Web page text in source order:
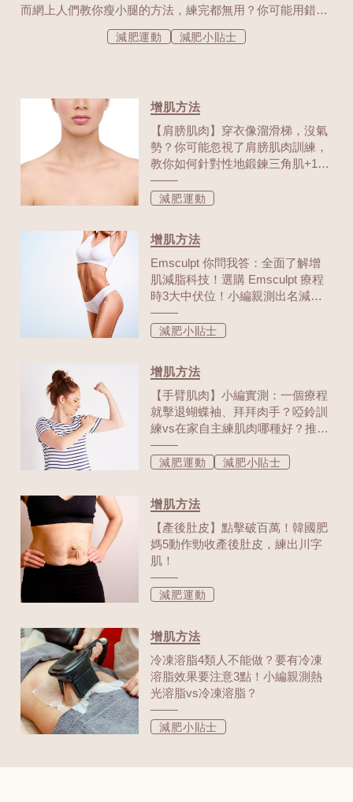
而網上人們教你瘦小腿的方法，練完都無用？你可能用錯了
方法！因為小腿粗大並非只有一個成因，下文教你認識更多
自己的小腿肌肉，了解清楚自然可以對症下藥。
減肥運動 減肥小貼士
增肌方法
【肩膀肌肉】穿衣像溜滑梯，沒氣
勢？你可能忽視了肩膀肌肉訓練，
教你如何針對性地鍛鍊三角肌+1個
快速打造完美肩頸線條的療程！
減肥運動
增肌方法
Emsculpt 你問我答：全面了解增
肌減脂科技！選購 Emsculpt 療程
時3大中伏位！小編親測出名減脂
療程！
減肥小貼士
增肌方法
【手臂肌肉】小編實測：一個療程
就擊退蝴蝶袖、拜拜肉手？啞鈴訓
練vs在家自主練肌肉哪種好？推薦
7組瘦手臂動作！
減肥運動 減肥小貼士
增肌方法
【產後肚皮】點擊破百萬！韓國肥
媽5動作勁收產後肚皮，練出川字
肌！
減肥運動
增肌方法
冷凍溶脂4類人不能做？要有冷凍
溶脂效果要注意3點！小編親測熱
光溶脂vs冷凍溶脂？
減肥小貼士